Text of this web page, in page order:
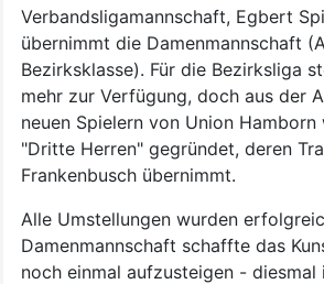
Verbandsligamannschaft, Egbert
übernimmt die Damenmannschaft
Bezirksklasse). Für die Bezirksliga
mehr zur Verfügung, doch aus der
neuen Spielern von Union Hamborn
"Dritte Herren" gegründet, deren
Frankenbusch übernimmt.
Alle Umstellungen wurden
Damenmannschaft schaffte das
noch einmal aufzusteigen - diesmal